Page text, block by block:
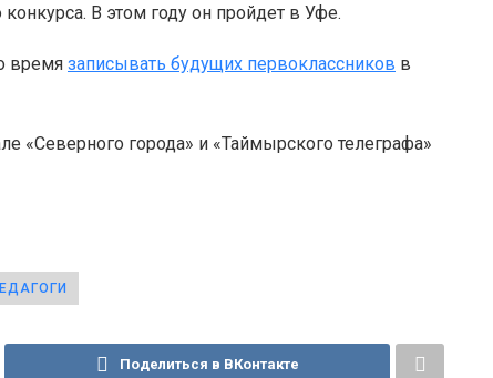
В этом году он пройдет в Уфе.
время записывать будущих первоклассников в
«Северного города» и «Таймырского телеграфа»
Поделиться в ВКонтакте